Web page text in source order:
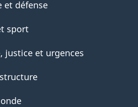
et défense
sport
justice et urgences